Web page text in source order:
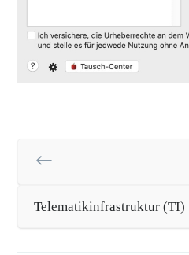
Telematikinfrastruktur (TI)